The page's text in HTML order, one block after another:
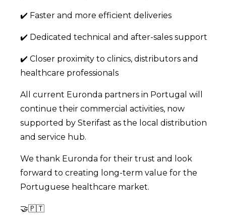
✔️ Faster and more efficient deliveries
✔️ Dedicated technical and after-sales support
✔️ Closer proximity to clinics, distributors and
healthcare professionals
All current Euronda partners in Portugal will
continue their commercial activities, now
supported by Sterifast as the local distribution
and service hub.
We thank Euronda for their trust and look
forward to creating long-term value for the
Portuguese healthcare market.
🤝🇵🇹